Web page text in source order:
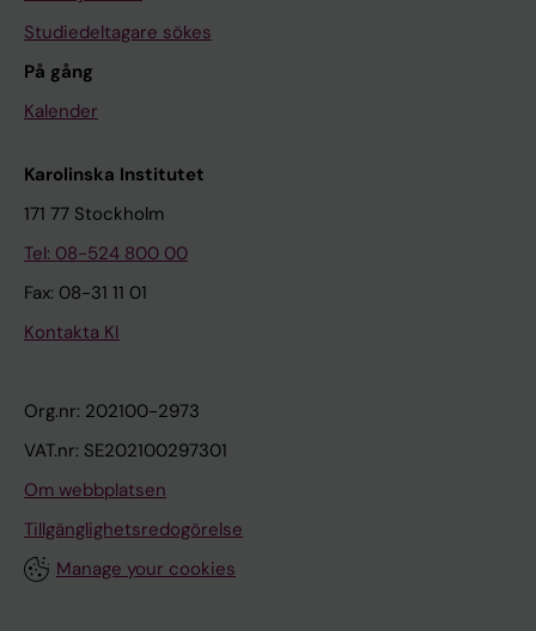
Studiedeltagare sökes
På gång
Kalender
Karolinska Institutet
171 77 Stockholm
Tel: 08-524 800 00
Fax: 08-31 11 01
Kontakta KI
Org.nr: 202100-2973
VAT.nr: SE202100297301
Om webbplatsen
Tillgänglighetsredogörelse
Manage your cookies